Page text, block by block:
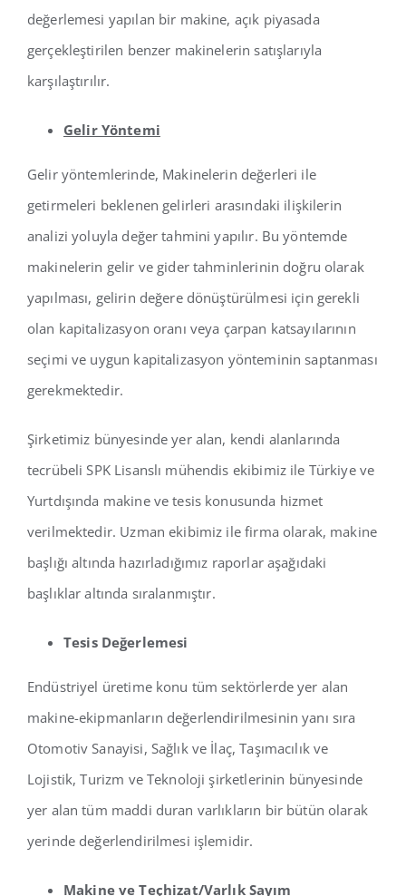
değerlemesi yapılan bir makine, açık piyasada
gerçekleştirilen benzer makinelerin satışlarıyla
karşılaştırılır.
Gelir Yöntemi
Gelir yöntemlerinde, Makinelerin değerleri ile
getirmeleri beklenen gelirleri arasındaki ilişkilerin
analizi yoluyla değer tahmini yapılır. Bu yöntemde
makinelerin gelir ve gider tahminlerinin doğru olarak
yapılması, gelirin değere dönüştürülmesi için gerekli
olan kapitalizasyon oranı veya çarpan katsayılarının
seçimi ve uygun kapitalizasyon yönteminin saptanması
gerekmektedir.
Şirketimiz bünyesinde yer alan, kendi alanlarında
tecrübeli SPK Lisanslı mühendis ekibimiz ile Türkiye ve
Yurtdışında makine ve tesis konusunda hizmet
verilmektedir. Uzman ekibimiz ile firma olarak, makine
başlığı altında hazırladığımız raporlar aşağıdaki
başlıklar altında sıralanmıştır.
Tesis Değerlemesi
Endüstriyel üretime konu tüm sektörlerde yer alan
makine-ekipmanların değerlendirilmesinin yanı sıra
Otomotiv Sanayisi, Sağlık ve İlaç, Taşımacılık ve
Lojistik, Turizm ve Teknoloji şirketlerinin bünyesinde
yer alan tüm maddi duran varlıkların bir bütün olarak
yerinde değerlendirilmesi işlemidir.
Makine ve Teçhizat/Varlık Sayım